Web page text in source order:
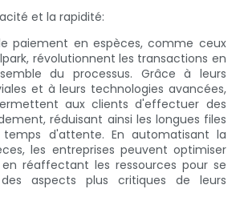
et la rapidité:
paiement en espèces, comme ceux
révolutionnent les transactions en
du processus. Grâce à leurs
et à leurs technologies avancées,
aux clients d'effectuer des
réduisant ainsi les longues files
d'attente. En automatisant la
les entreprises peuvent optimiser
en réaffectant les ressources pour se
aspects plus critiques de leurs